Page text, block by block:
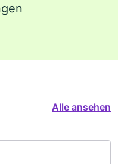
Alle ansehen